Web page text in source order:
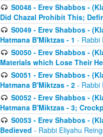
S0048 - Erev Shabbos -
Did Chazal Prohibit This;
S0049 - Erev Shabbos -
Hatmana B'Miktzas - 1 - Rabbi
S0050 - Erev Shabbos -
Materials which Lose Their
S0051 - Erev Shabbos -
Hatmana B'Miktzas - 2 - Rabbi
S0052 - Erev Shabbos -
Hatmana B'Miktzas - 3;
S0053 - Erev Shabbos -
Bedieved - Rabbi Eliyahu